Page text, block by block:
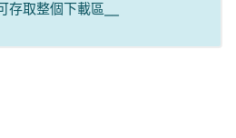
存取整個下載區__